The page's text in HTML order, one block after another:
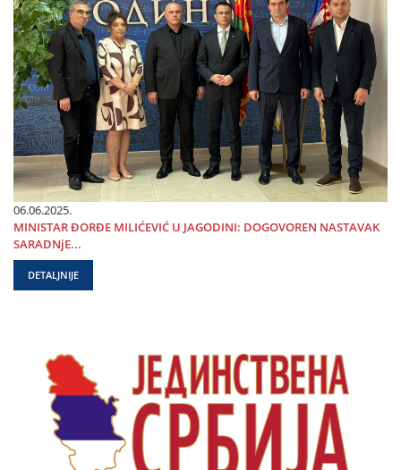
06.06.2025.
MINISTAR ĐORĐE MILIĆEVIĆ U ЈAGODINI: DOGOVOREN NASTAVAK
SARADNjE...
DETALJNIJE